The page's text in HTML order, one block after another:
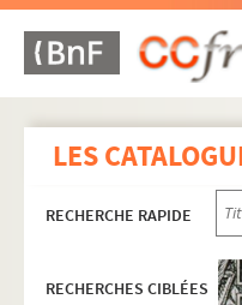
LES
RECHERCHE RAPIDE
RECHERCHES CIBLÉES